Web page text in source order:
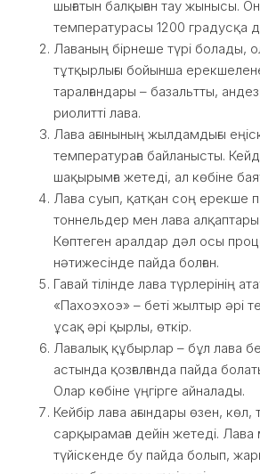
шығатын балқыған тау жынысы.
температурасы 1200 градусқа
Лаваның бірнеше түрі болады,
тұтқырлығы бойынша
таралғандары – базальтты,
риолитті лава.
Лава ағынының жылдамдығы
температураға байланысты.
шақырымға жетеді, ал көбіне
Лава суып, қатқан соң ерекше
тоннельдер мен лава
Көптеген аралдар дәл осы
нәтижесінде пайда болған.
Гавай тілінде лава түрлерінің
«Пахоэхоэ» – беті жылтыр әрі
ұсақ әрі қырлы, өткір.
Лавалық құбырлар – бұл лава
астында қозғалғанда пайда
Олар көбіне үңгірге айналады.
Кейбір лава ағындары өзен, көл,
сарқырамаға дейін жетеді.
түйіскенде бу пайда болып,